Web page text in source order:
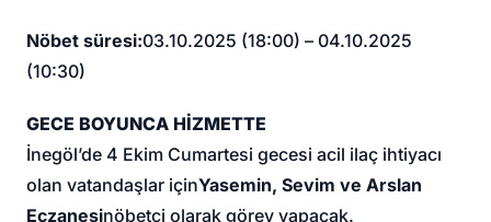
Nöbet süresi:03.10.2025 (18:00) – 04.10.2025
(10:30)
GECE BOYUNCA HİZMETTE
İnegöl’de 4 Ekim Cumartesi gecesi acil ilaç ihtiyacı
olan vatandaşlar içinYasemin, Sevim ve Arslan
Eczanesinöbetçi olarak görev yapacak.